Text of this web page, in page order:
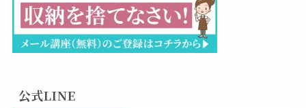
公式LINE